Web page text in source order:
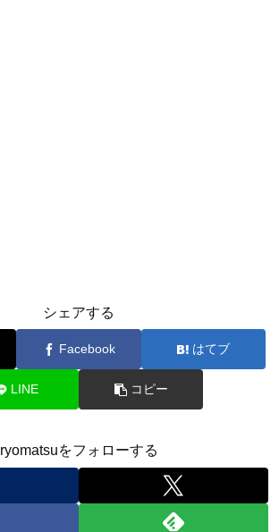
シェアする
Facebook はてブ
LINE コピー
ryomatsuをフォローする